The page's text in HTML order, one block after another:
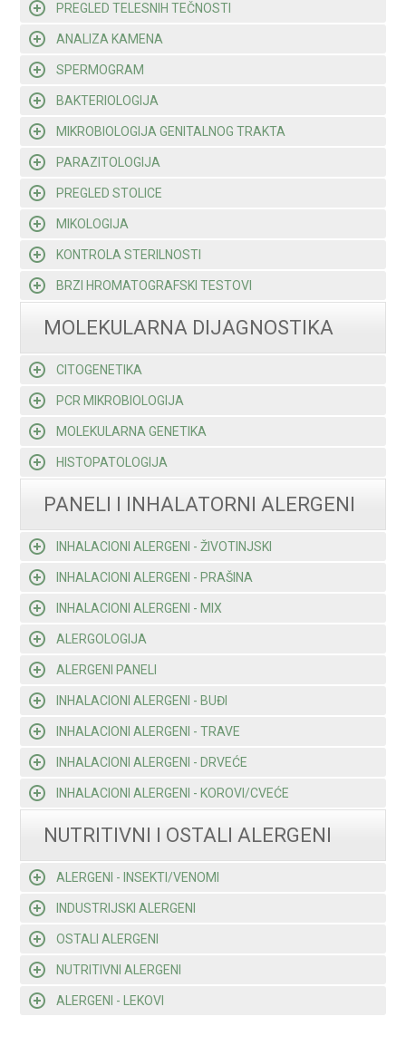
PREGLED TELESNIH TEČNOSTI
ANALIZA KAMENA
SPERMOGRAM
BAKTERIOLOGIJA
MIKROBIOLOGIJA GENITALNOG TRAKTA
PARAZITOLOGIJA
PREGLED STOLICE
MIKOLOGIJA
KONTROLA STERILNOSTI
BRZI HROMATOGRAFSKI TESTOVI
MOLEKULARNA DIJAGNOSTIKA
CITOGENETIKA
PCR MIKROBIOLOGIJA
MOLEKULARNA GENETIKA
HISTOPATOLOGIJA
PANELI I INHALATORNI ALERGENI
INHALACIONI ALERGENI - ŽIVOTINJSKI
INHALACIONI ALERGENI - PRAŠINA
INHALACIONI ALERGENI - MIX
ALERGOLOGIJA
ALERGENI PANELI
INHALACIONI ALERGENI - BUĐI
INHALACIONI ALERGENI - TRAVE
INHALACIONI ALERGENI - DRVEĆE
INHALACIONI ALERGENI - KOROVI/CVEĆE
NUTRITIVNI I OSTALI ALERGENI
ALERGENI - INSEKTI/VENOMI
INDUSTRIJSKI ALERGENI
OSTALI ALERGENI
NUTRITIVNI ALERGENI
ALERGENI - LEKOVI